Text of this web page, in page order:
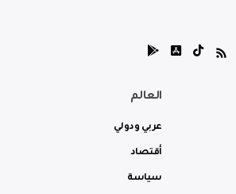
العالم
عربي ودولي
أقتصاد
سياسة